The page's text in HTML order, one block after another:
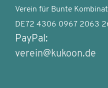
Verein für Bunte
DE72 4306 0967 2063
PayPal:
verein@kukoon.de